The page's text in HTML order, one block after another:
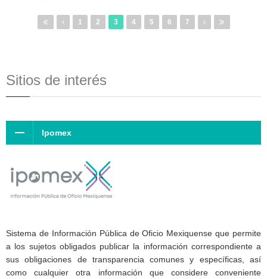
1 2 3 4 5 6 7
Sitios de interés
Ipomex
Sistema de Información Pública de Oficio Mexiquense que permite
a los sujetos obligados publicar la información correspondiente a
sus obligaciones de transparencia comunes y específicas, así
como cualquier otra información que considere conveniente